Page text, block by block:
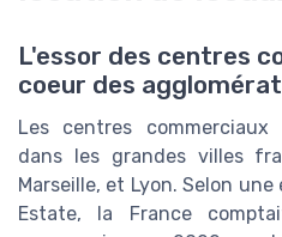
L'essor des centres
coeur des
Les centres
dans les grandes villes
Marseille, et Lyon. Selon
Estate, la France